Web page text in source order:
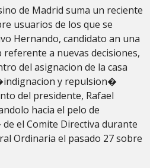
de Madrid suma un reciente
usuarios de los que se
Hernando, candidato an una
a nuevas decisiones,
del asignacion de la casa
y repulsion�
del presidente, Rafael
hacia el pelo de
el Comite Directiva durante
Ordinaria el pasado 27 sobre